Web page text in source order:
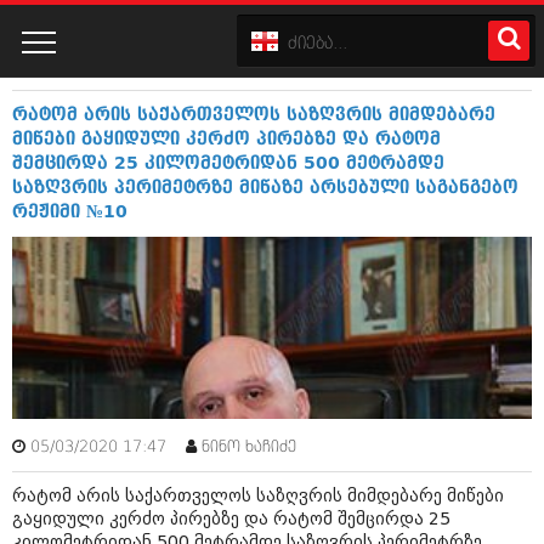
პოლიტიკა
ინტერვიუები
ამბები
საზოგადოება
მოდი, ვილაპარაკოთ
კატალოგი
პოლიტიკა
ამბები
საზოგადოება
მოდი, ვილაპარაკოთ
მოდა + დიზაინი
რელიგია
მედიცინა
რატომ არის საქართველოს საზღვრის მიმდებარე
მიწები გაყიდული კერძო პირებზე და რატომ
შემცირდა 25 კილომეტრიდან 500 მეტრამდე
საზღვრის პერიმეტრზე მიწაზე არსებული საგანგებო
რეჟიმი №10
05/03/2020 17:47 ნინო ხაჩიძე
რატომ არის საქართველოს საზღვრის მიმდებარე მიწები
გაყიდული კერძო პირებზე და რატომ შემცირდა 25